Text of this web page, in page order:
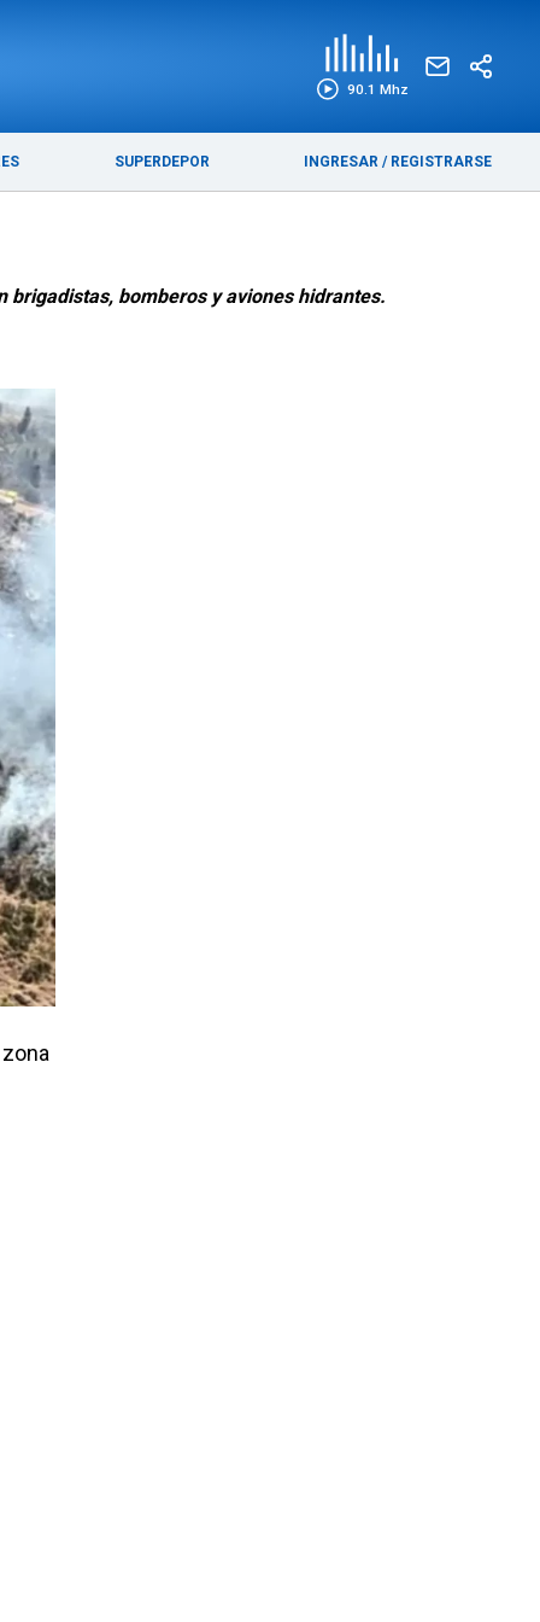
90.1 Mhz
SUPERDEPOR INGRESAR / REGISTRARSE
brigadistas, bomberos y aviones hidrantes.